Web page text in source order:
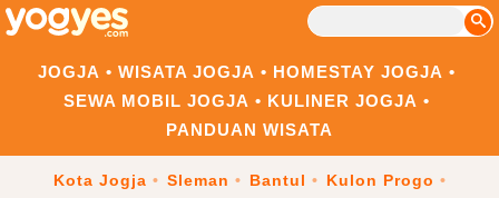
JOGJA WISATA JOGJA
HOMESTAY JOGJA
SEWA MOBIL JOGJA
KULINER JOGJA
PANDUAN WISATA
Kota Jogja Sleman Bantul
Kulon Progo